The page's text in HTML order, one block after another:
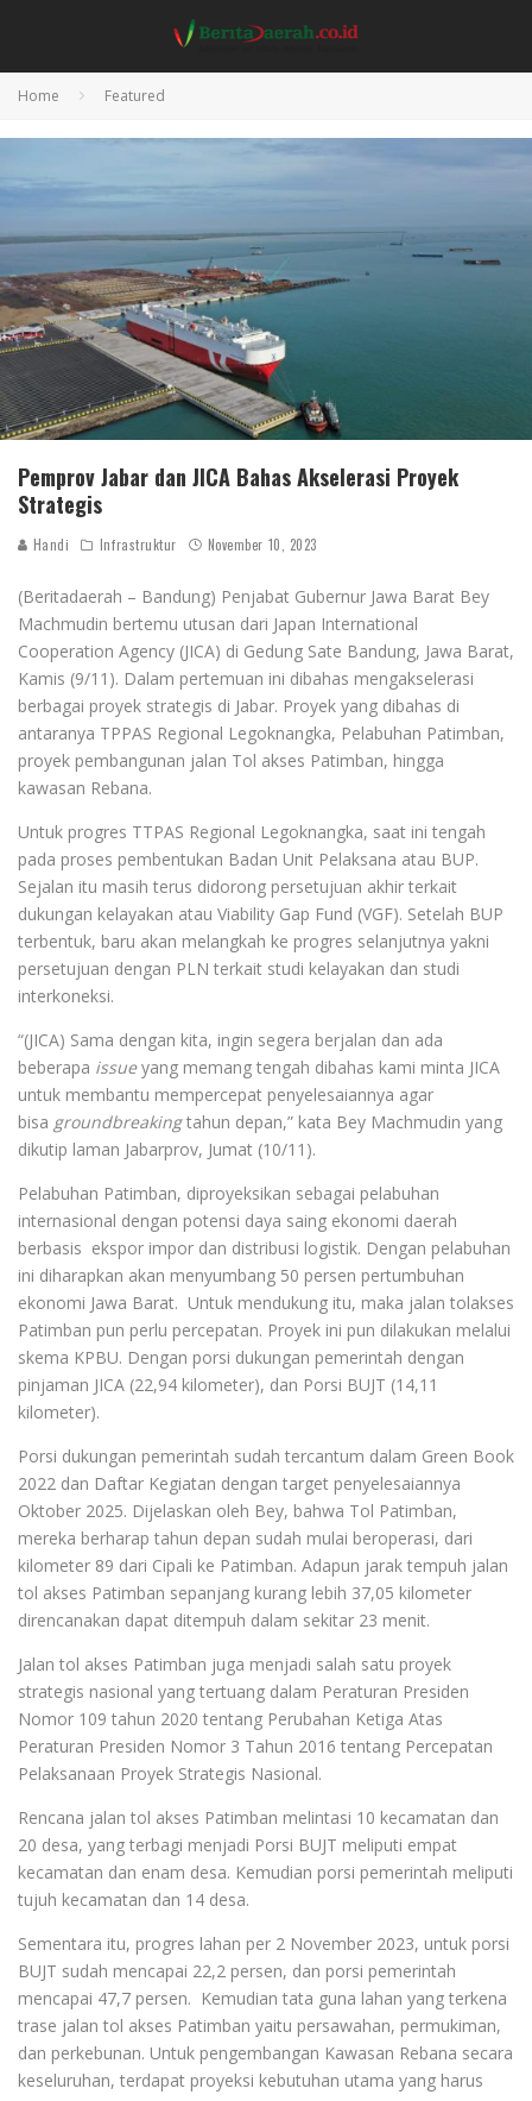
Home Featured
Pemprov Jabar dan JICA Bahas Akselerasi Proyek
Strategis
Handi Infrastruktur November 10, 2023
(Beritadaerah – Bandung) Penjabat Gubernur Jawa Barat Bey
Machmudin bertemu utusan dari Japan International
Cooperation Agency (JICA) di Gedung Sate Bandung, Jawa Barat,
Kamis (9/11). Dalam pertemuan ini dibahas mengakselerasi
berbagai proyek strategis di Jabar. Proyek yang dibahas di
antaranya TPPAS Regional Legoknangka, Pelabuhan Patimban,
proyek pembangunan jalan Tol akses Patimban, hingga
kawasan Rebana.
Untuk progres TTPAS Regional Legoknangka, saat ini tengah
pada proses pembentukan Badan Unit Pelaksana atau BUP.
Sejalan itu masih terus didorong persetujuan akhir terkait
dukungan kelayakan atau Viability Gap Fund (VGF). Setelah BUP
terbentuk, baru akan melangkah ke progres selanjutnya yakni
persetujuan dengan PLN terkait studi kelayakan dan studi
interkoneksi.
“(JICA) Sama dengan kita, ingin segera berjalan dan ada
beberapa issueyang memang tengah dibahas kami minta JICA
untuk membantu mempercepat penyelesaiannya agar
bisa groundbreakingtahun depan,” kata Bey Machmudin yang
dikutip laman Jabarprov, Jumat (10/11).
Pelabuhan Patimban, diproyeksikan sebagai pelabuhan
internasional dengan potensi daya saing ekonomi daerah
berbasis ekspor impor dan distribusi logistik. Dengan pelabuhan
ini diharapkan akan menyumbang 50 persen pertumbuhan
ekonomi Jawa Barat. Untuk mendukung itu, maka jalan tolakses
Patimban pun perlu percepatan. Proyek ini pun dilakukan melalui
skema KPBU. Dengan porsi dukungan pemerintah dengan
pinjaman JICA (22,94 kilometer), dan Porsi BUJT (14,11
kilometer).
Porsi dukungan pemerintah sudah tercantum dalam Green Book
2022 dan Daftar Kegiatan dengan target penyelesaiannya
Oktober 2025. Dijelaskan oleh Bey, bahwa Tol Patimban,
mereka berharap tahun depan sudah mulai beroperasi, dari
kilometer 89 dari Cipali ke Patimban. Adapun jarak tempuh jalan
tol akses Patimban sepanjang kurang lebih 37,05 kilometer
direncanakan dapat ditempuh dalam sekitar 23 menit.
Jalan tol akses Patimban juga menjadi salah satu proyek
strategis nasional yang tertuang dalam Peraturan Presiden
Nomor 109 tahun 2020 tentang Perubahan Ketiga Atas
Peraturan Presiden Nomor 3 Tahun 2016 tentang Percepatan
Pelaksanaan Proyek Strategis Nasional.
Rencana jalan tol akses Patimban melintasi 10 kecamatan dan
20 desa, yang terbagi menjadi Porsi BUJT meliputi empat
kecamatan dan enam desa. Kemudian porsi pemerintah meliputi
tujuh kecamatan dan 14 desa.
Sementara itu, progres lahan per 2 November 2023, untuk porsi
BUJT sudah mencapai 22,2 persen, dan porsi pemerintah
mencapai 47,7 persen. Kemudian tata guna lahan yang terkena
trase jalan tol akses Patimban yaitu persawahan, permukiman,
dan perkebunan. Untuk pengembangan Kawasan Rebana secara
keseluruhan, terdapat proyeksi kebutuhan utama yang harus